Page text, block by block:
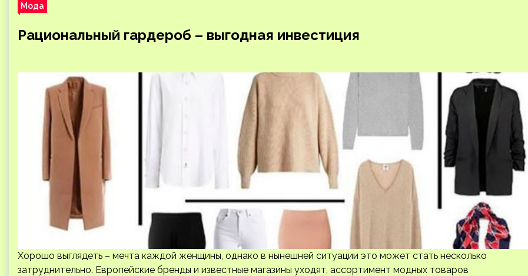
Мода
Рациональный гардероб – выгодная инвестиция
Хорошо выглядеть – мечта каждой женщины, однако в нынешней ситуации это может стать несколько
затруднительно. Европейские бренды и известные магазины уходят, ассортимент модных товаров